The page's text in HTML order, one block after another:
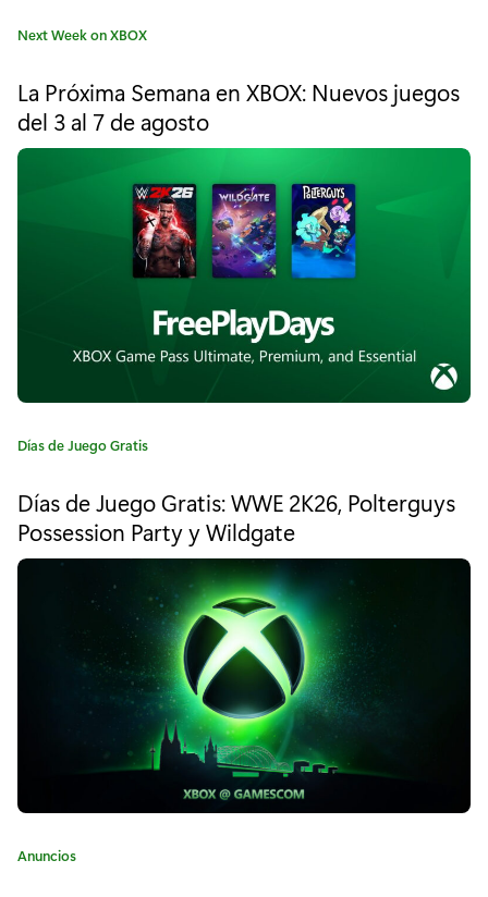
A
T
L
I
V
E
2
0
3
:
E
L
R
E
S
U
C
e
g
o
Next Week on XBOX
La Próxima Semana en XBOX: Nuevos juegos
del 3 al 7 de agosto
C
e
g
o
Días de Juego Gratis
Días de Juego Gratis: WWE 2K26, Polterguys
Possession Party y Wildgate
C
Anuncios